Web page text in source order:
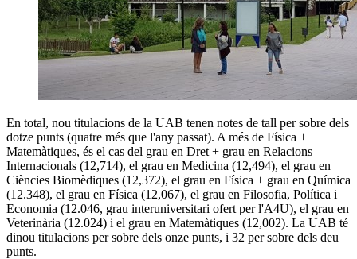
En total, nou titulacions de la UAB tenen notes de tall per sobre dels
dotze punts (quatre més que l'any passat). A més de Física +
Matemàtiques, és el cas del grau en Dret + grau en Relacions
Internacionals (12,714), el grau en Medicina (12,494), el grau en
Ciències Biomèdiques (12,372), el grau en Física + grau en Química
(12.348), el grau en Física (12,067), el grau en Filosofia, Política i
Economia (12.046, grau interuniversitari ofert per l'A4U), el grau en
Veterinària (12.024) i el grau en Matemàtiques (12,002). La UAB té
dinou titulacions per sobre dels onze punts, i 32 per sobre dels deu
punts.